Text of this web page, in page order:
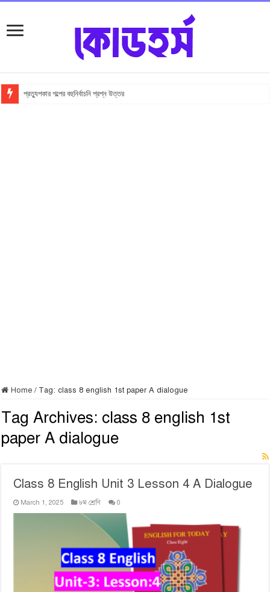
প্রত্যুপকার গল্পের বহুনির্বাচনি প্রশ্ন উত্তর
Home / Tag:class 8 english 1st paper A dialogue
Tag Archives: class 8 english 1st
paper A dialogue
Class 8 English Unit 3 Lesson 4 A Dialogue
March 1, 2025 ৮ম শ্রেণি 0